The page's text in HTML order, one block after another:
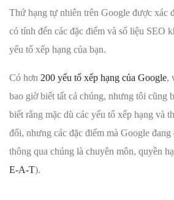
Thứ hạng tự nhiên trên Google được xác
có tính đến các đặc điểm và số liệu SEO
yếu tố xếp hạng của bạn.
Có hơn 200 yếu tố xếp hạng của Google,
bao giờ biết tất cả chúng, nhưng tôi cũng
biết rằng mặc dù các yếu tố xếp hạng và
đổi, nhưng các đặc điểm mà Google đang
thông qua chúng là chuyên môn, quyền
E-A-T).